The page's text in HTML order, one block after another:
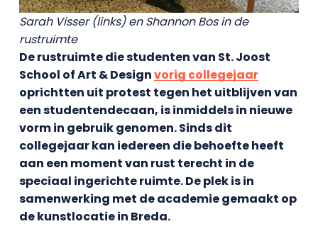
Sarah Visser (links) en Shannon Bos in de
rustruimte
De rustruimte die studenten van St. Joost
School of Art & Designvorig collegejaar
oprichtten uit protest tegen het uitblijven van
een studentendecaan, is inmiddels in nieuwe
vorm in gebruik genomen. Sinds dit
collegejaar kan iedereen die behoefte heeft
aan een moment van rust terecht in de
speciaal ingerichte ruimte. De plek is in
samenwerking met de academie gemaakt op
de kunstlocatie in Breda.